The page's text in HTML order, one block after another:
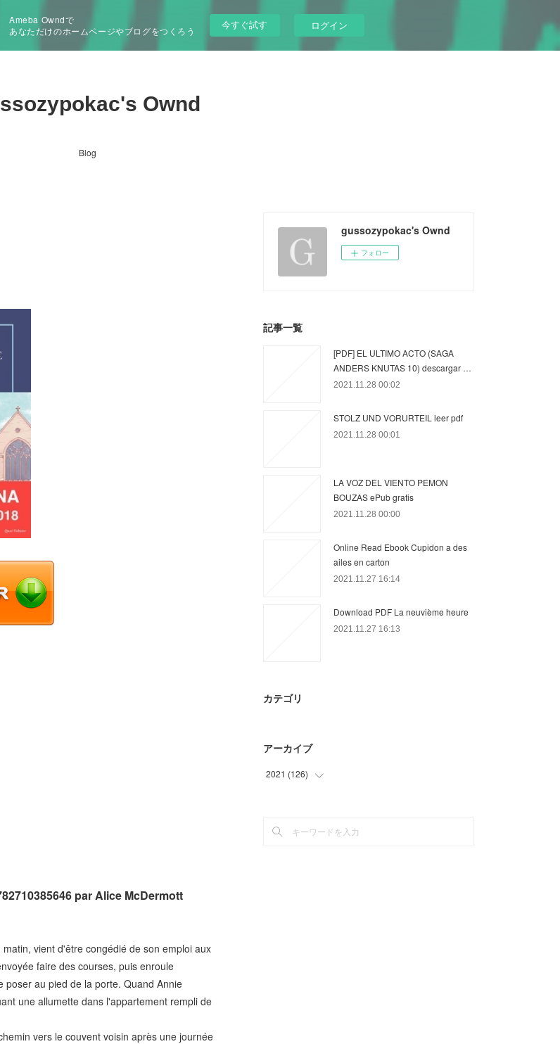
Ameba Owndで
あなただけのホームページやブログをつくろう
今すぐ試す ログイン
Ownd
Blog
par Alice McDermott
vient d'être congédié de son emploi aux
faire des courses, puis enroule
au pied de la porte. Quand Annie
une allumette dans l'appartement rempli de
vers le couvent voisin après une journée
gussozypokac's Ownd
フォロー
記事一覧
[PDF] EL ULTIMO ACTO (SAGA
ANDERS KNUTAS 10) descargar …
2021.11.28 00:02
STOLZ UND VORURTEIL leer pdf
2021.11.28 00:01
LA VOZ DEL VIENTO PEMON
BOUZAS ePub gratis
2021.11.28 00:00
Online Read Ebook Cupidon a des
ailes en carton
2021.11.27 16:14
Download PDF La neuvième heure
2021.11.27 16:13
カテゴリ
アーカイブ
2021 (126)
(